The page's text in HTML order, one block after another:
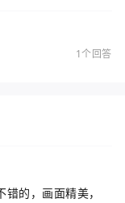
1个回答
的，画面精美，